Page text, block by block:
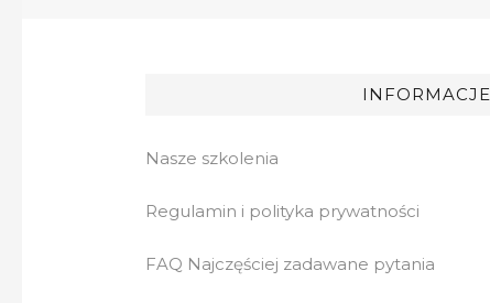
INFORMACJE
Nasze szkolenia
Regulamin i polityka prywatności
FAQ Najczęściej zadawane pytania